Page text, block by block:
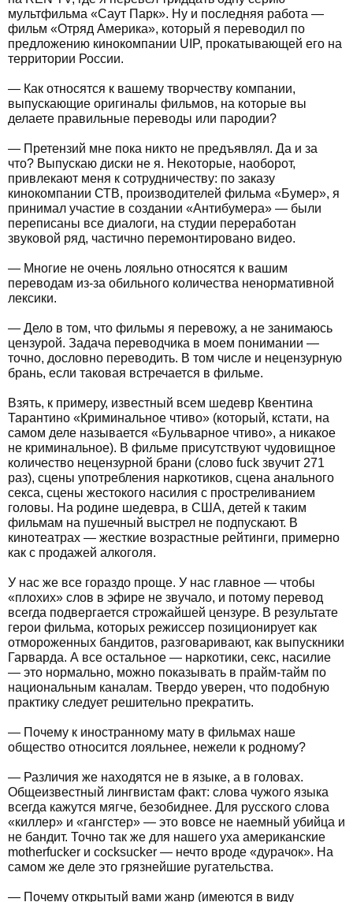
мультфильма «Саут Парк». Ну и последняя работа —
фильм «Отряд Америка», который я переводил по
предложению кинокомпании UIP, прокатывающей его на
территории России.
— Как относятся к вашему творчеству компании,
выпускающие оригиналы фильмов, на которые вы
делаете правильные переводы или пародии?
— Претензий мне пока никто не предъявлял. Да и за
что? Выпускаю диски не я. Некоторые, наоборот,
привлекают меня к сотрудничеству: по заказу
кинокомпании СТВ, производителей фильма «Бумер», я
принимал участие в создании «Антибумера» — были
переписаны все диалоги, на студии переработан
звуковой ряд, частично перемонтировано видео.
— Многие не очень лояльно относятся к вашим
переводам из-за обильного количества ненормативной
лексики.
— Дело в том, что фильмы я перевожу, а не занимаюсь
цензурой. Задача переводчика в моем понимании —
точно, дословно переводить. В том числе и нецензурную
брань, если таковая встречается в фильме.
Взять, к примеру, известный всем шедевр Квентина
Тарантино «Криминальное чтиво» (который, кстати, на
самом деле называется «Бульварное чтиво», а никакое
не криминальное). В фильме присутствуют чудовищное
количество нецензурной брани (слово fuck звучит 271
раз), сцены употребления наркотиков, сцена анального
секса, сцены жестокого насилия с простреливанием
головы. На родине шедевра, в США, детей к таким
фильмам на пушечный выстрел не подпускают. В
кинотеатрах — жесткие возрастные рейтинги, примерно
как с продажей алкоголя.
У нас же все гораздо проще. У нас главное — чтобы
«плохих» слов в эфире не звучало, и потому перевод
всегда подвергается строжайшей цензуре. В результате
герои фильма, которых режиссер позиционирует как
отмороженных бандитов, разговаривают, как выпускники
Гарварда. А все остальное — наркотики, секс, насилие
— это нормально, можно показывать в прайм-тайм по
национальным каналам. Твердо уверен, что подобную
практику следует решительно прекратить.
— Почему к иностранному мату в фильмах наше
общество относится лояльнее, нежели к родному?
— Различия же находятся не в языке, а в головах.
Общеизвестный лингвистам факт: слова чужого языка
всегда кажутся мягче, безобиднее. Для русского слова
«киллер» и «гангстер» — это вовсе не наемный убийца и
не бандит. Точно так же для нашего уха американские
motherfucker и cocksucker — нечто вроде «дурачок». На
самом же деле это грязнейшие ругательства.
— Почему открытый вами жанр (имеются в виду